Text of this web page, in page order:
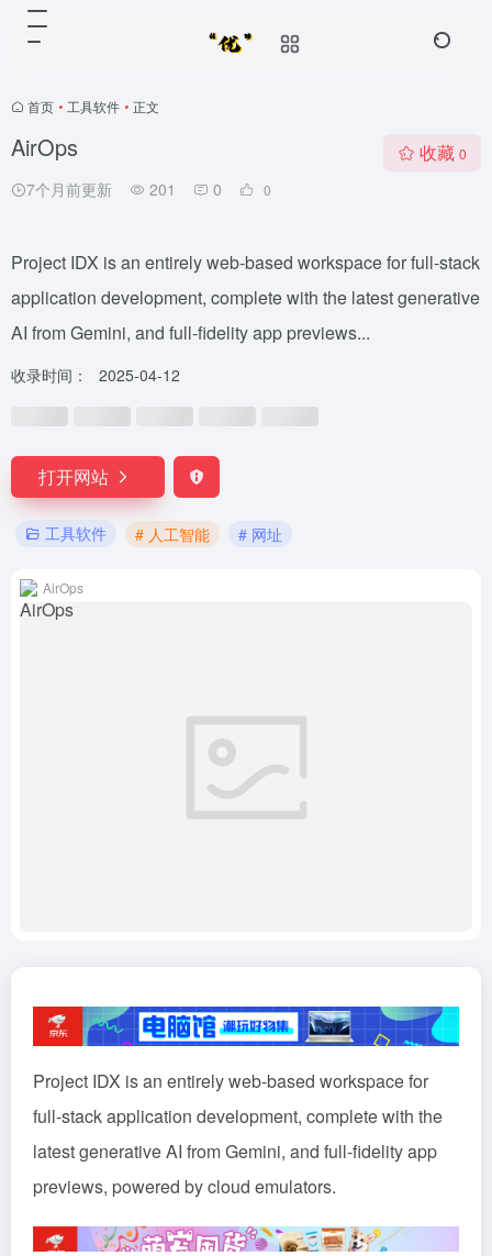
首页 • 工具软件 • 正文
AirOps
7个月前更新 201 0 0
收藏 0
Project IDX is an entirely web-based workspace for full-stack
application development, complete with the latest generative
AI from Gemini, and full-fidelity app previews...
收录时间： 2025-04-12
打开网站
工具软件 # 人工智能 # 网址
AirOps
Project IDX is an entirely web-based workspace for
full-stack application development, complete with the
latest generative AI from Gemini, and full-fidelity app
previews, powered by cloud emulators.